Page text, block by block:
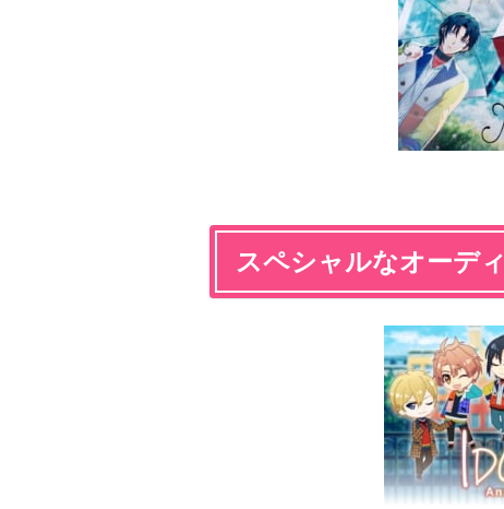
スペシャルなオーデ